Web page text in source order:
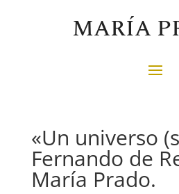
MARÍA
«Un universo
Fernando de
María Prado.